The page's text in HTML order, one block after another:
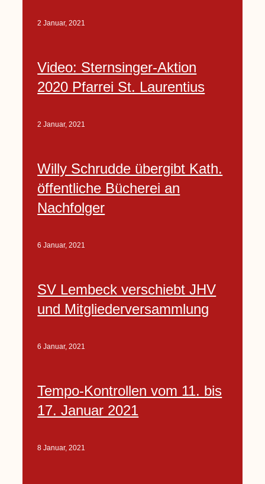
2 Januar, 2021
Video: Sternsinger-Aktion
2020 Pfarrei St. Laurentius
2 Januar, 2021
Willy Schrudde übergibt Kath.
öffentliche Bücherei an
Nachfolger
6 Januar, 2021
SV Lembeck verschiebt JHV
und Mitgliederversammlung
6 Januar, 2021
Tempo-Kontrollen vom 11. bis
17. Januar 2021
8 Januar, 2021